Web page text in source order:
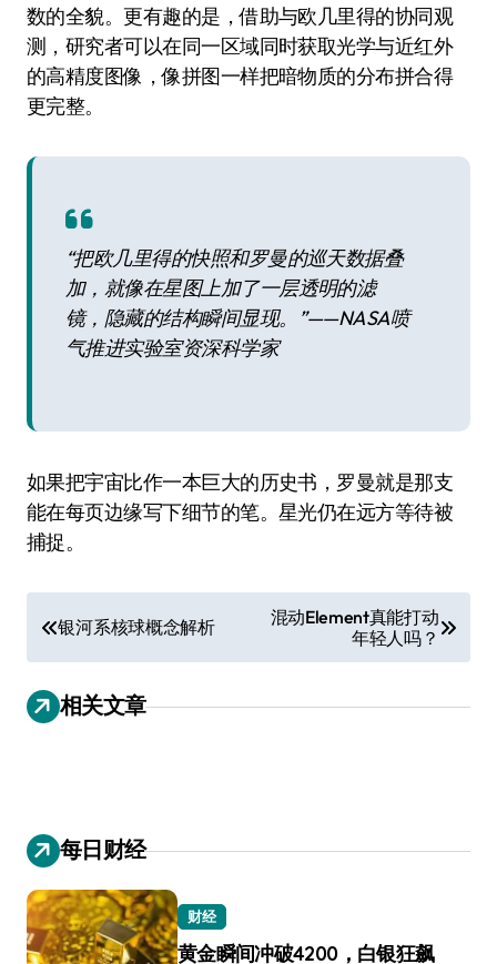
数的全貌。更有趣的是，借助与欧几里得的协同观
测，研究者可以在同一区域同时获取光学与近红外
的高精度图像，像拼图一样把暗物质的分布拼合得
更完整。
“把欧几里得的快照和罗曼的巡天数据叠
加，就像在星图上加了一层透明的滤
镜，隐藏的结构瞬间显现。”——NASA喷
气推进实验室资深科学家
如果把宇宙比作一本巨大的历史书，罗曼就是那支
能在每页边缘写下细节的笔。星光仍在远方等待被
捕捉。
章
导
航
银河系核球概念解析
混动Element真能打动
年轻人吗？
相关文章
每日财经
财经
黄金瞬间冲破4200，白银狂飙